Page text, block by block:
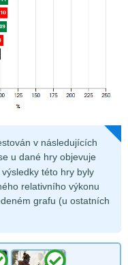
v následujících
u dané hry objevuje
této hry byly
relativního výkonu
grafu (u ostatních